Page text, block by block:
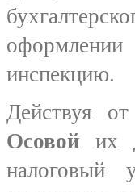
оформлении
инспекцию.
Действуя
Осовой их
налоговый